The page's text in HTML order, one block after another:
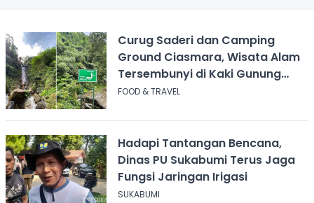
Curug Saderi dan Camping
Ground Ciasmara, Wisata Alam
Tersembunyi di Kaki Gunung
Salak
FOOD & TRAVEL
Hadapi Tantangan Bencana,
Dinas PU Sukabumi Terus Jaga
Fungsi Jaringan Irigasi
SUKABUMI